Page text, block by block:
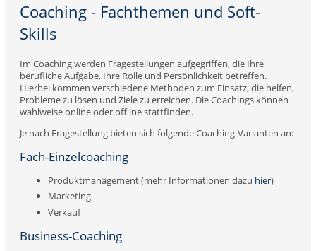
Coaching - Fachthemen und Soft-
Skills
Im Coaching werden Fragestellungen aufgegriffen, die Ihre
berufliche Aufgabe, Ihre Rolle und Persönlichkeit betreffen.
Hierbei kommen verschiedene Methoden zum Einsatz, die helfen,
Probleme zu lösen und Ziele zu erreichen. Die Coachings können
wahlweise online oder offline stattfinden.
Je nach Fragestellung bieten sich folgende Coaching-Varianten an:
Fach-Einzelcoaching
Produktmanagement (mehr Informationen dazu hier)
Marketing
Verkauf
Business-Coaching